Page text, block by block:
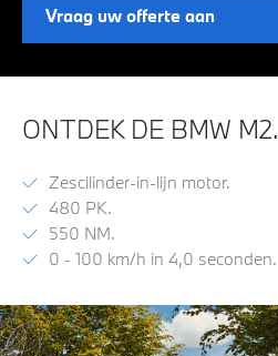
Vraag uw offerte aan
ONTDEK DE BMW M2.
Zescilinder-in-lijn motor.
480 PK.
550 NM.
0 - 100 km/h in 4,0 seconden.